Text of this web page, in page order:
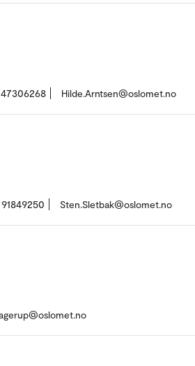
Hilde.Arntsen@oslomet.no
Sten.Sletbak@oslomet.no